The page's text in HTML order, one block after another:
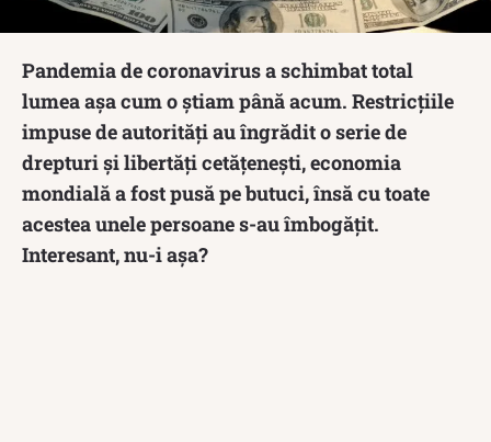
Pandemia de coronavirus a schimbat total
lumea așa cum o știam până acum. Restricțiile
impuse de autorități au îngrădit o serie de
drepturi și libertăți cetățenești, economia
mondială a fost pusă pe butuci, însă cu toate
acestea unele persoane s-au îmbogățit.
Interesant, nu-i așa?